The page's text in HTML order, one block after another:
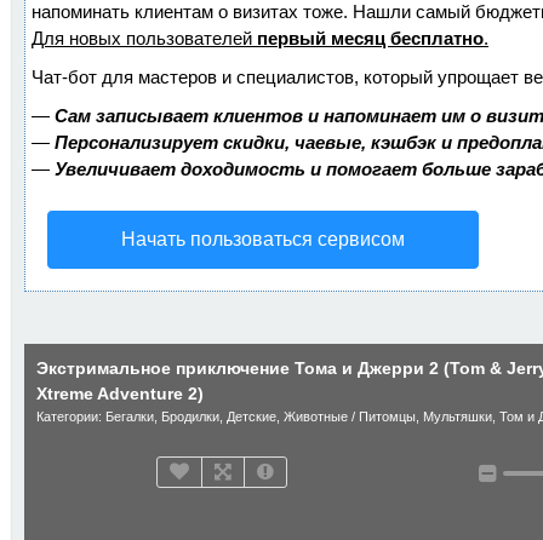
напоминать клиентам о визитах тоже. Нашли самый
Для новых пользователей первый месяц бесплатно.
Чат-бот для мастеров и специалистов, который упрощает
— Сам записывает клиентов и напоминает им о
— Персонализирует скидки, чаевые, кэшбэк и
— Увеличивает доходимость и помогает больше
Начать пользоваться сервисом
Экстримальное приключение Тома и Джерри 2 (Tom &
Xtreme Adventure 2)
Категории: Бегалки Бродилки Детские Животные / Питомцы Мультяшки Том и